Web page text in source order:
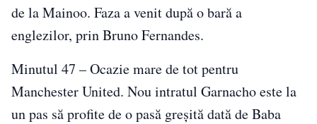
de la Mainoo. Faza a venit după o bară a
englezilor, prin Bruno Fernandes.
Minutul 47 – Ocazie mare de tot pentru
Manchester United. Nou intratul Garnacho este la
un pas să profite de o pasă greșită dată de Baba